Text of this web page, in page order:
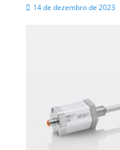
Posted
14 de dezembro de 2023